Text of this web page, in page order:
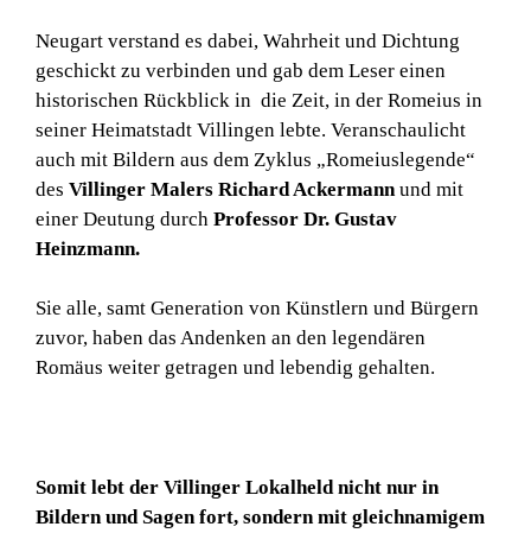
Neugart verstand es dabei, Wahrheit und Dichtung
geschickt zu verbinden und gab dem Leser einen
historischen Rückblick in die Zeit, in der Romeius in
seiner Heimatstadt Villingen lebte. Veranschaulicht
auch mit Bildern aus dem Zyklus „Romeiuslegende“
des Villinger Malers Richard Ackermannund mit
einer Deutung durch Professor Dr. Gustav
Heinzmann.
Sie alle, samt Generation von Künstlern und Bürgern
zuvor, haben das Andenken an den legendären
Romäus weiter getragen und lebendig gehalten.
Somit lebt der Villinger Lokalheld nicht nur in
Bildern und Sagen fort, sondern mit gleichnamigem